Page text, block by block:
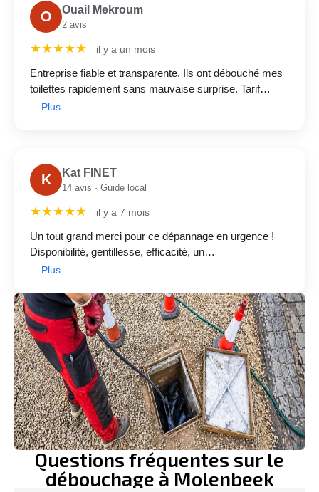
O Ouail Mekroum
2 avis
★★★★★ il y a un mois
Entreprise fiable et transparente. Ils ont débouché mes
toilettes rapidement sans mauvaise surprise. Tarif
annoncé respecté de 175 €.
... Plus
K Kat FINET
14 avis · Guide local
★★★★★ il y a 7 mois
Un tout grand merci pour ce dépannage en urgence !
Disponibilité, gentillesse, efficacité, un
professionnalisme irréprochable. Merci encore pour
... Plus
Questions fréquentes sur le
débouchage à Molenbeek